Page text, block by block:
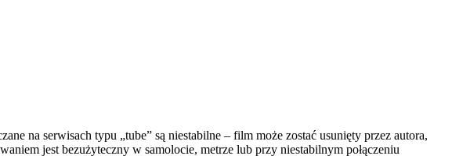
na serwisach typu „tube” są niestabilne – film może zostać usunięty przez autora,
jest bezużyteczny w samolocie, metrze lub przy niestabilnym połączeniu